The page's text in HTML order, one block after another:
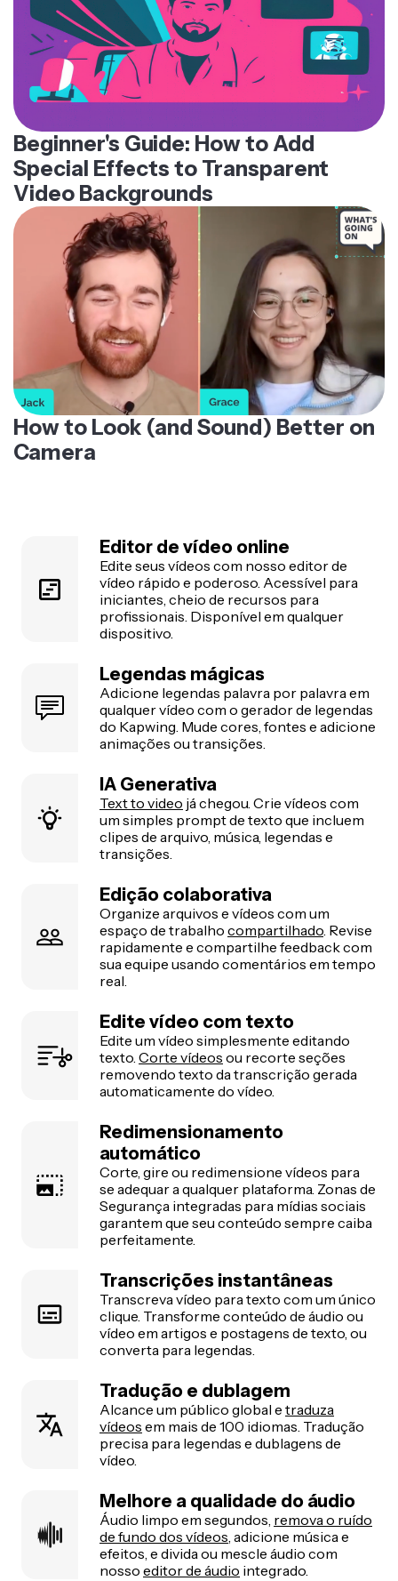
Beginner's Guide: How to Add
Special Effects to Transparent
Video Backgrounds
How to Look (and Sound) Better on
Camera
Editor de vídeo online
Edite seus vídeos com nosso editor de
vídeo rápido e poderoso. Acessível para
iniciantes, cheio de recursos para
profissionais. Disponível em qualquer
dispositivo.
Legendas mágicas
Adicione legendas palavra por palavra em
qualquer vídeo com o gerador de legendas
do Kapwing. Mude cores, fontes e adicione
animações ou transições.
IA Generativa
Text to video já chegou. Crie vídeos com
um simples prompt de texto que incluem
clipes de arquivo, música, legendas e
transições.
Edição colaborativa
Organize arquivos e vídeos com um
espaço de trabalho compartilhado. Revise
rapidamente e compartilhe feedback com
sua equipe usando comentários em tempo
real.
Edite vídeo com texto
Edite um vídeo simplesmente editando
texto. Corte vídeos ou recorte seções
removendo texto da transcrição gerada
automaticamente do vídeo.
Redimensionamento
automático
Corte, gire ou redimensione vídeos para
se adequar a qualquer plataforma. Zonas de
Segurança integradas para mídias sociais
garantem que seu conteúdo sempre caiba
perfeitamente.
Transcrições instantâneas
Transcreva vídeo para texto com um único
clique. Transforme conteúdo de áudio ou
vídeo em artigos e postagens de texto, ou
converta para legendas.
Tradução e dublagem
Alcance um público global e traduza
vídeos em mais de 100 idiomas. Tradução
precisa para legendas e dublagens de
vídeo.
Melhore a qualidade do áudio
Áudio limpo em segundos, remova o ruído
de fundo dos vídeos, adicione música e
efeitos, e divida ou mescle áudio com
nosso editor de áudio integrado.